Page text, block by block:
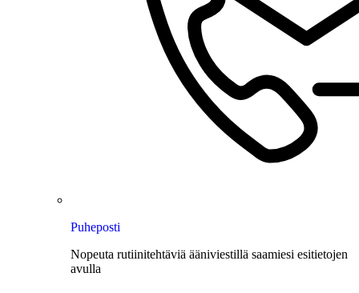
Puheposti
Nopeuta rutiinitehtäviä ääniviestillä saamiesi esitietojen
avulla